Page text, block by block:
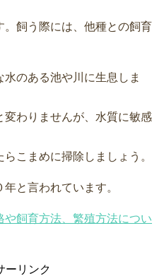
飼う際には、他種との飼育
のある池や川に生息しま
わりませんが、水質に敏感
こまめに掃除しましょう。
と言われています。
飼育方法、繁殖方法につい
ーリンク